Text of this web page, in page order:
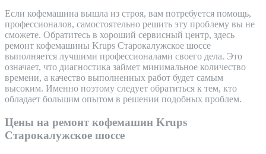
Если кофемашина вышла из строя, вам потребуется помощь,
профессионалов, самостоятельно решить эту проблему вы не
сможете. Обратитесь в хороший сервисный центр, здесь
ремонт кофемашины Krups Старокалужское шоссе
выполняется лучшими профессионалами своего дела. Это
означает, что диагностика займет минимальное количество
времени, а качество выполненных работ будет самым
высоким. Именно поэтому следует обратиться к тем, кто
обладает большим опытом в решении подобных проблем.
Цены на ремонт кофемашин Krups
Старокалужское шоссе